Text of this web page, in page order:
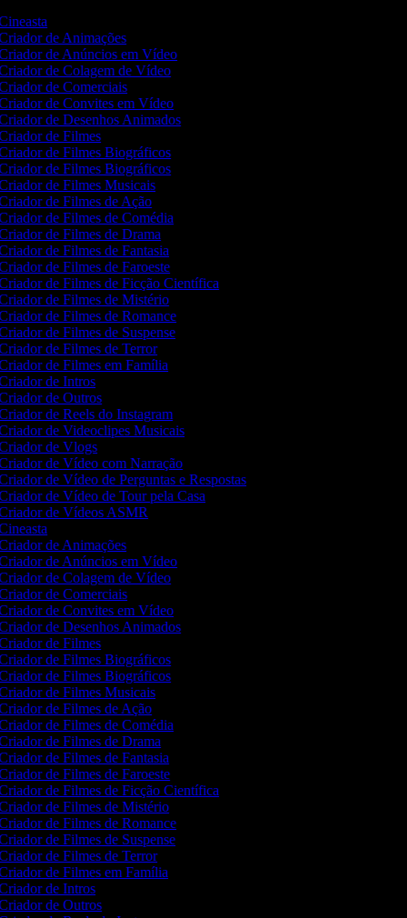
de Animações
de Anúncios em Vídeo
de Colagem de Vídeo
de Comerciais
de Convites em Vídeo
de Desenhos Animados
de Filmes
de Filmes Biográficos
de Filmes Biográficos
de Filmes Musicais
de Filmes de Ação
de Filmes de Comédia
de Filmes de Drama
de Filmes de Fantasia
de Filmes de Faroeste
de Filmes de Ficção Científica
de Filmes de Mistério
de Filmes de Romance
de Filmes de Suspense
de Filmes de Terror
de Filmes em Família
de Intros
de Outros
de Reels do Instagram
de Videoclipes Musicais
de Vlogs
de Vídeo com Narração
de Vídeo de Perguntas e Respostas
de Vídeo de Tour pela Casa
de Vídeos ASMR
de Animações
de Anúncios em Vídeo
de Colagem de Vídeo
de Comerciais
de Convites em Vídeo
de Desenhos Animados
de Filmes
de Filmes Biográficos
de Filmes Biográficos
de Filmes Musicais
de Filmes de Ação
de Filmes de Comédia
de Filmes de Drama
de Filmes de Fantasia
de Filmes de Faroeste
de Filmes de Ficção Científica
de Filmes de Mistério
de Filmes de Romance
de Filmes de Suspense
de Filmes de Terror
de Filmes em Família
de Intros
de Outros